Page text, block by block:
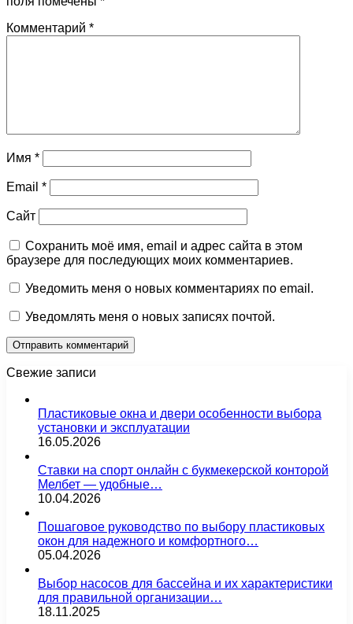
Комментарий *
Имя *
Email *
Сайт
Сохранить моё имя, email и адрес сайта в этом
браузере для последующих моих комментариев.
Уведомить меня о новых комментариях по email.
Уведомлять меня о новых записях почтой.
Свежие записи
Пластиковые окна и двери особенности выбора
установки и эксплуатации
16.05.2026
Ставки на спорт онлайн с букмекерской конторой
Мелбет — удобные…
10.04.2026
Пошаговое руководство по выбору пластиковых
окон для надежного и комфортного…
05.04.2026
Выбор насосов для бассейна и их характеристики
для правильной организации…
18.11.2025